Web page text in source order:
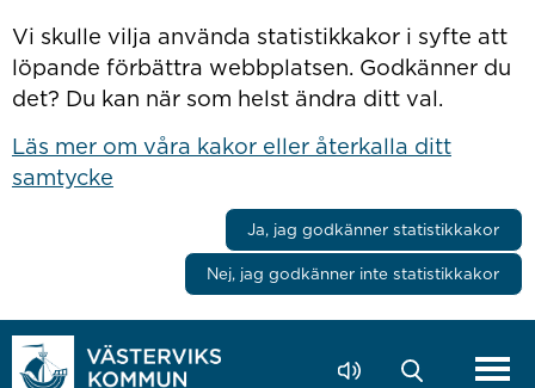
Vi skulle vilja använda statistikkakor i syfte att
löpande förbättra webbplatsen. Godkänner du
det? Du kan när som helst ändra ditt val.
Läs mer om våra kakor eller återkalla ditt
samtycke
Ja, jag godkänner statistikkakor
Nej, jag godkänner inte statistikkakor